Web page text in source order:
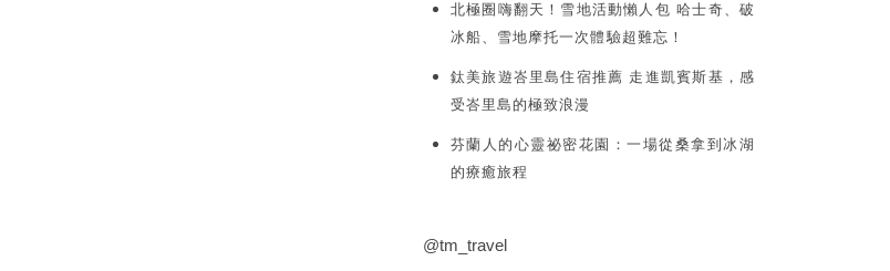
北極圈嗨翻天！雪地活動懶人包 哈士奇、破
冰船、雪地摩托一次體驗超難忘！
鈦美旅遊峇里島住宿推薦 走進凱賓斯基，感
受峇里島的極致浪漫
芬蘭人的心靈祕密花園：一場從桑拿到冰湖
的療癒旅程
@tm_travel